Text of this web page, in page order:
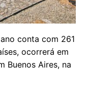
conta com 261
ocorrerá em
Buenos Aires, na